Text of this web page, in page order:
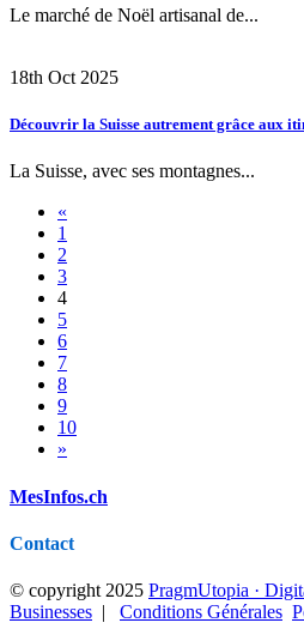
Le marché de Noël artisanal de...
18th Oct 2025
Découvrir la Suisse autrement grâce aux
La Suisse, avec ses montagnes...
«
1
2
3
4
5
6
7
8
9
10
»
MesInfos.ch
Contact
© copyright 2025 PragmUtopia ·
Businesses | Conditions Générales